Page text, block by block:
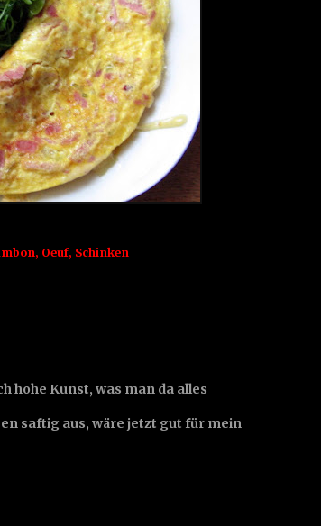
, Oeuf, Schinken
hohe Kunst, was man da alles
saftig aus, wäre jetzt gut für mein